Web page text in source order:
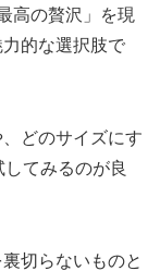
高の贅沢」を現
的な選択肢で
どのサイズにす
てみるのが良
切らないものと